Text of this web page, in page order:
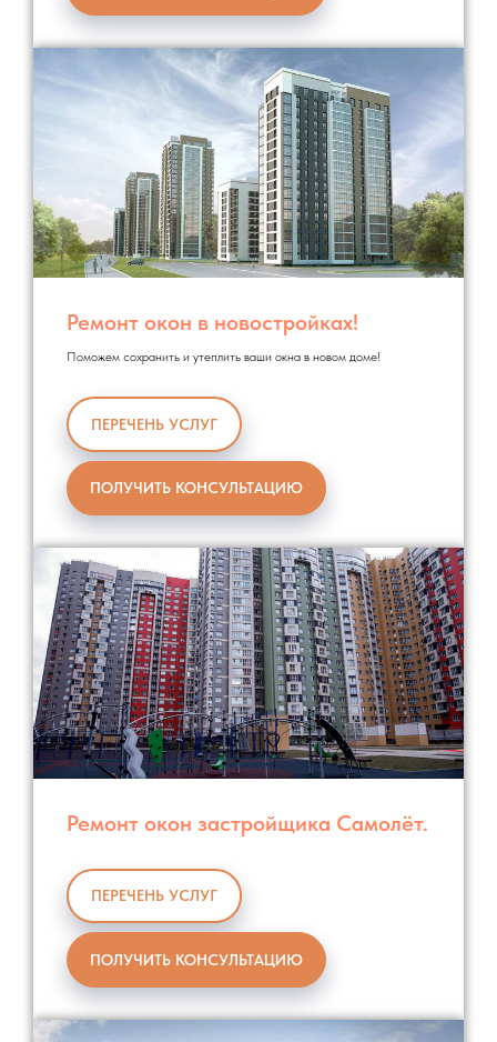
Ремонт окон в новостройках!
Поможем сохранить и утеплить ваши окна в новом доме!
ПЕРЕЧЕНЬ УСЛУГ
ПОЛУЧИТЬ КОНСУЛЬТАЦИЮ
Ремонт окон застройщика Самолёт.
ПЕРЕЧЕНЬ УСЛУГ
ПОЛУЧИТЬ КОНСУЛЬТАЦИЮ